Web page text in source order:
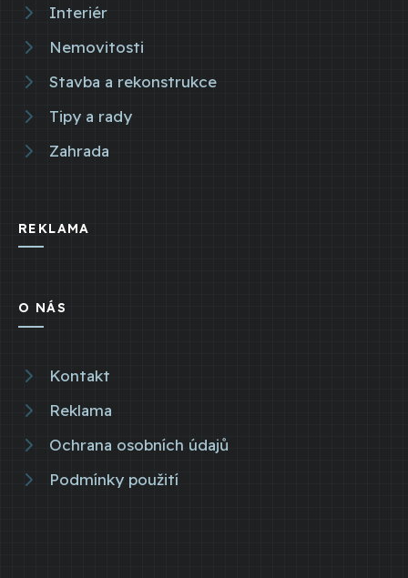
Interiér
Nemovitosti
Stavba a rekonstrukce
Tipy a rady
Zahrada
REKLAMA
O NÁS
Kontakt
Reklama
Ochrana osobních údajů
Podmínky použití